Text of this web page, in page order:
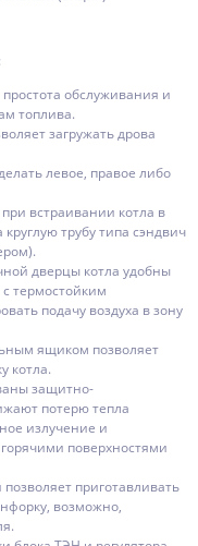
обслуживания и
топлива.
загружать дрова
левое, правое либо
встраивании котла в
трубу типа сэндвич
дверцы котла удобны
термостойким
подачу воздуха в зону
ящиком позволяет
котла.
защитно-
потерю тепла
излучение и
поверхностями
приготавливать
возможно,